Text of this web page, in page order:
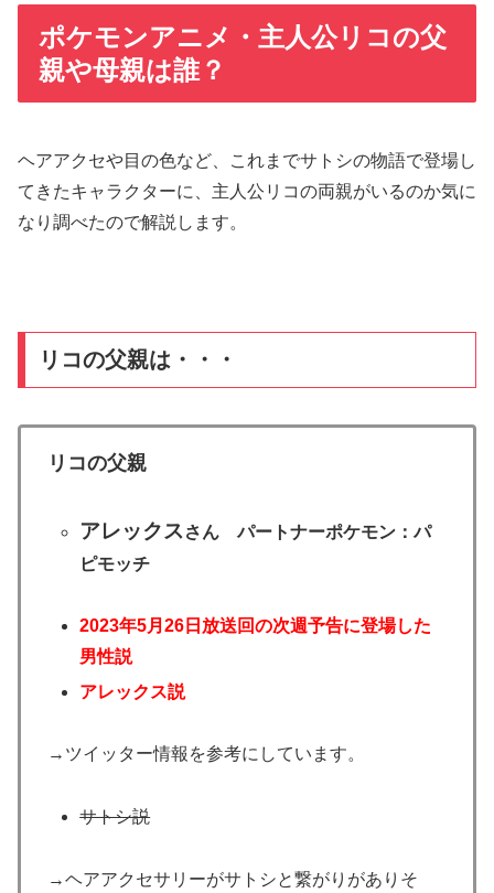
ポケモンアニメ・主人公リコの父
親や母親は誰？
ヘアアクセや目の色など、これまでサトシの物語で登場し
てきたキャラクターに、主人公リコの両親がいるのか気に
なり調べたので解説します。
リコの父親は・・・
リコの父親
アレックス さん パートナーポケモン：パ
ピモッチ
2023年5月26日放送回の次週予告に登場した
男性説
アレックス説
→ツイッター情報を参考にしています。
サトシ説
→ヘアアクセサリーがサトシと繋がりがありそ